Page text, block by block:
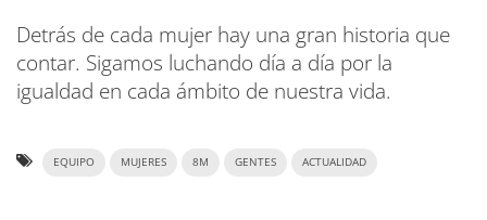
Detrás de cada mujer hay una gran historia que
contar. Sigamos luchando día a día por la
igualdad en cada ámbito de nuestra vida.
EQUIPO MUJERES 8M GENTES ACTUALIDAD